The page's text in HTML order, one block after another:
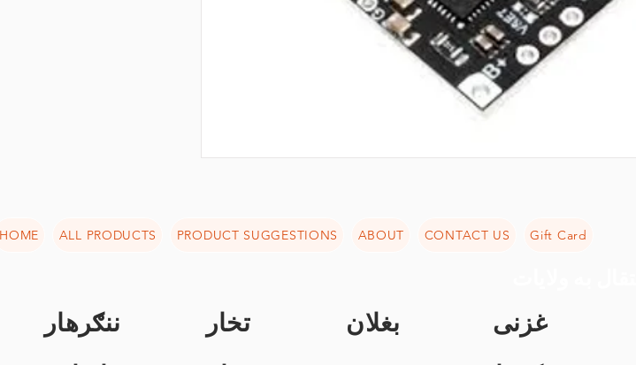
HOME ALL PRODUCTS PRODUCT SUGGESTIONS ABOUT CONTACT US Gift Card
ننګرهار تخار بغلان غزنی